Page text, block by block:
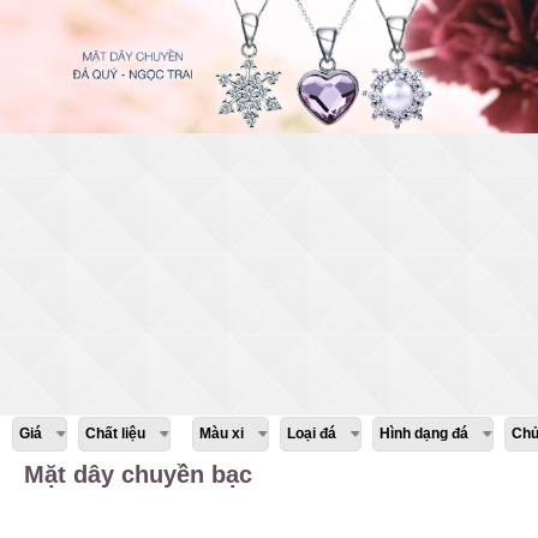
Giá Chất liệu Màu xi Loại đá Hình dạng đá
Mặt dây chuyền bạc